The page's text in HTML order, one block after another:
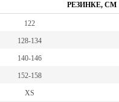
РЕЗИНКЕ, СМ
122
128-134
140-146
152-158
XS